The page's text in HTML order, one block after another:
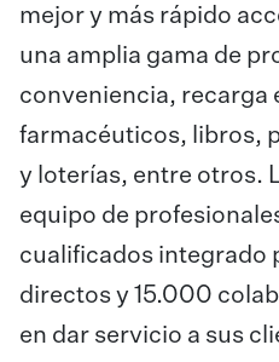
mejor y más rápido
una amplia gama de
conveniencia, recarga
farmacéuticos, libros,
y loterías, entre otros.
equipo de
cualificados integrado
directos y 15.000
en dar servicio a sus